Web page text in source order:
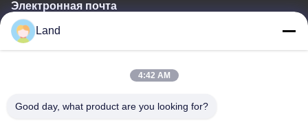
Электронная почта
land@szhw-tech.com
Адрес
Land
4:42 AM
Good day, what product are you looking for?